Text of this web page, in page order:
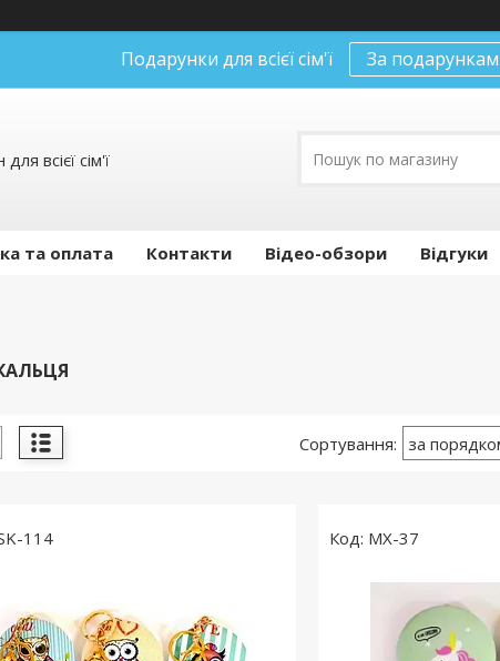
Подарунки для всієї сім'ї За
всієї сім'ї
та оплата Контакти Відео-обзори Відгуки
114 MX-37